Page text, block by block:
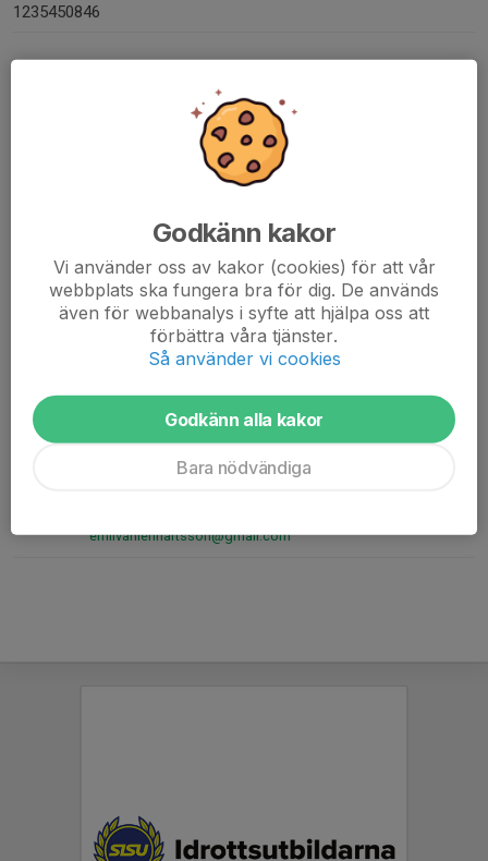
1235450846
Kim Hellström
kim.hellstrom@stadium.com
Magnus Kindesjö
070-780 30 27
magnus.kindesjo@gmail.com
Jesper Olsen
070-408 12 00
jesperolsen979@gmail.com
Emil Lennartsson
emilvanlennartsson@gmail.com
Godkänn kakor
Vi använder oss av kakor (cookies) för att vår
webbplats ska fungera bra för dig. De används
även för webbanalys i syfte att hjälpa oss att
förbättra våra tjänster.
Så använder vi cookies
Godkänn alla kakor
Bara nödvändiga